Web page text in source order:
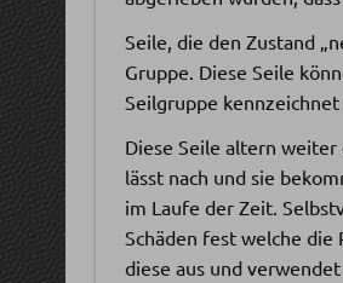
Seile, die den Zustand
Gruppe. Diese Seile
Seilgruppe
Diese Seile altern
lässt nach und sie
im Laufe der Zeit.
Schäden fest welche
diese aus und